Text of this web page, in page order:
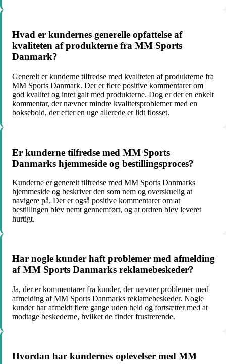
Hvad er kundernes generelle opfattelse af
kvaliteten af produkterne fra MM Sports
Danmark?
Generelt er kunderne tilfredse med kvaliteten af produkterne fra
MM Sports Danmark. Der er flere positive kommentarer om
god kvalitet og intet galt med produkterne. Dog er der en enkelt
kommentar, der nævner mindre kvalitetsproblemer med en
boksebold, der efter en uge allerede er lidt flosset.
Er kunderne tilfredse med MM Sports
Danmarks hjemmeside og bestillingsproces?
Kunderne er generelt tilfredse med MM Sports Danmarks
hjemmeside og beskriver den som nem og overskuelig at
navigere på. Der er også positive kommentarer om at
bestillingen blev nemt gennemført, og at ordren blev leveret
hurtigt.
Har nogle kunder haft problemer med afmelding
af MM Sports Danmarks reklamebeskeder?
Ja, der er kommentarer fra kunder, der nævner problemer med
afmelding af MM Sports Danmarks reklamebeskeder. Nogle
kunder har afmeldt flere gange uden held og fortsætter med at
modtage beskederne, hvilket de finder frustrerende.
Hvordan har kundernes oplevelser med MM